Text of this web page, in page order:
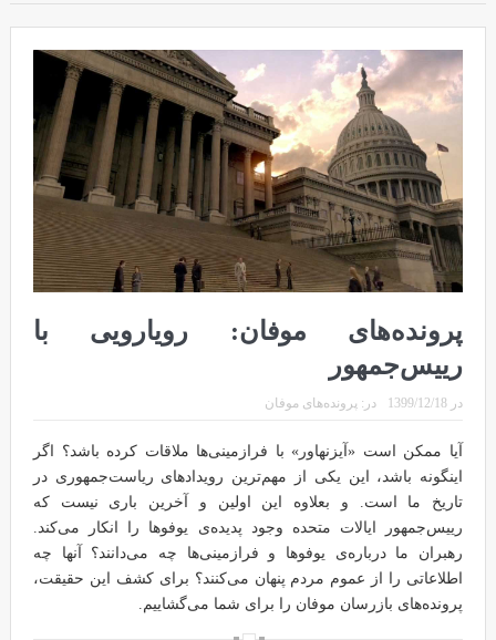
پرونده‌های موفان: رویارویی با
رییس‌جمهور
در 1399/12/18 در: پرونده‌های موفان
آیا ممکن است «آیزنهاور» با فرازمینی‌ها ملاقات کرده باشد؟ اگر
اینگونه باشد، این یکی از مهم‌ترین رویدادهای ریاست‌جمهوری در
تاریخ ما است. و بعلاوه این اولین و آخرین باری نیست که
رییس‌جمهور ایالات متحده وجود پدیده‌ی یوفوها را انکار می‌کند.
رهبران ما درباره‌ی یوفوها و فرازمینی‌ها چه می‌دانند؟ آنها چه
اطلاعاتی را از عموم مردم پنهان می‌کنند؟ برای کشف این حقیقت،
پرونده‌های بازرسان موفان را برای شما می‌گشاییم.